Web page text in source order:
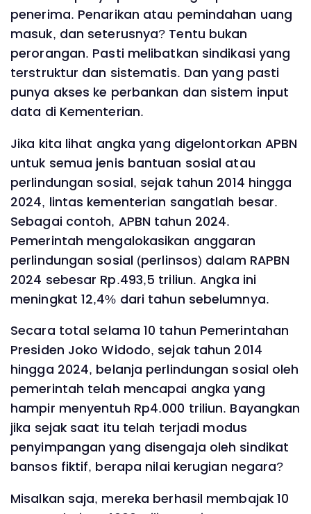
penerima. Penarikan atau pemindahan uang
masuk, dan seterusnya? Tentu bukan
perorangan. Pasti melibatkan sindikasi yang
terstruktur dan sistematis. Dan yang pasti
punya akses ke perbankan dan sistem input
data di Kementerian.
Jika kita lihat angka yang digelontorkan APBN
untuk semua jenis bantuan sosial atau
perlindungan sosial, sejak tahun 2014 hingga
2024, lintas kementerian sangatlah besar.
Sebagai contoh, APBN tahun 2024.
Pemerintah mengalokasikan anggaran
perlindungan sosial (perlinsos) dalam RAPBN
2024 sebesar Rp.493,5 triliun. Angka ini
meningkat 12,4% dari tahun sebelumnya.
Secara total selama 10 tahun Pemerintahan
Presiden Joko Widodo, sejak tahun 2014
hingga 2024, belanja perlindungan sosial oleh
pemerintah telah mencapai angka yang
hampir menyentuh Rp4.000 triliun. Bayangkan
jika sejak saat itu telah terjadi modus
penyimpangan yang disengaja oleh sindikat
bansos fiktif, berapa nilai kerugian negara?
Misalkan saja, mereka berhasil membajak 10